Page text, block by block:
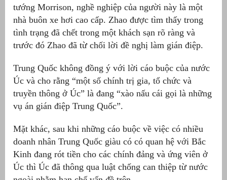
tướng Morrison, nghề nghiệp của người này là một
nhà buôn xe hơi cao cấp. Zhao được tìm thấy trong
tình trạng đã chết trong một khách sạn rõ ràng và
trước đó Zhao đã từ chối lời đề nghị làm gián điệp.
Trung Quốc không đồng ý với lời cáo buộc của nước
Úc và cho rằng “một số chính trị gia, tổ chức và
truyền thông ở Úc” là đang “xào nấu cái gọi là những
vụ án gián điệp Trung Quốc”.
Mặt khác, sau khi những cáo buộc về việc có nhiều
doanh nhân Trung Quốc giàu có có quan hệ với Bắc
Kinh đang rót tiền cho các chính đảng và ứng viên ở
Úc thì Úc đã thông qua luật chống can thiệp từ nước